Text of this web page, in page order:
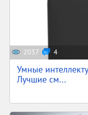
2037 4
Умные
Лучшие см...